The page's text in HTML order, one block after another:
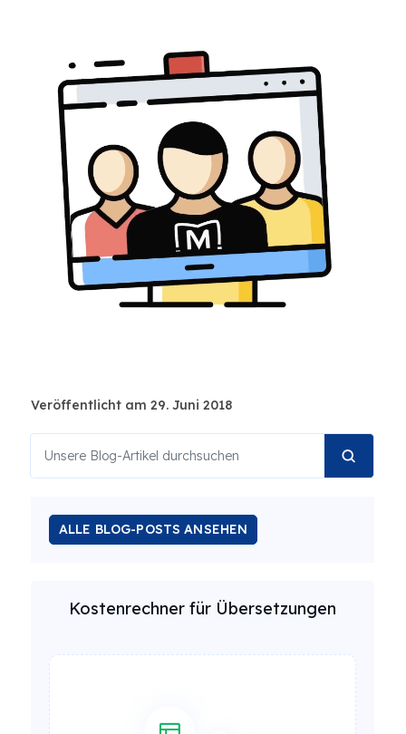
Veröffentlicht am 29. Juni 2018
ALLE BLOG-POSTS ANSEHEN
Kostenrechner für Übersetzungen